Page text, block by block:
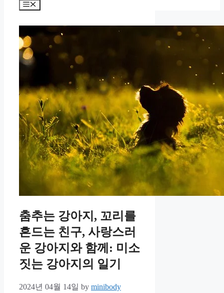
Menu
춤추는 강아지, 꼬리를
흔드는 친구, 사랑스러
운 강아지와 함께: 미소
짓는 강아지의 일기
2024년 04월 14일 by minibody